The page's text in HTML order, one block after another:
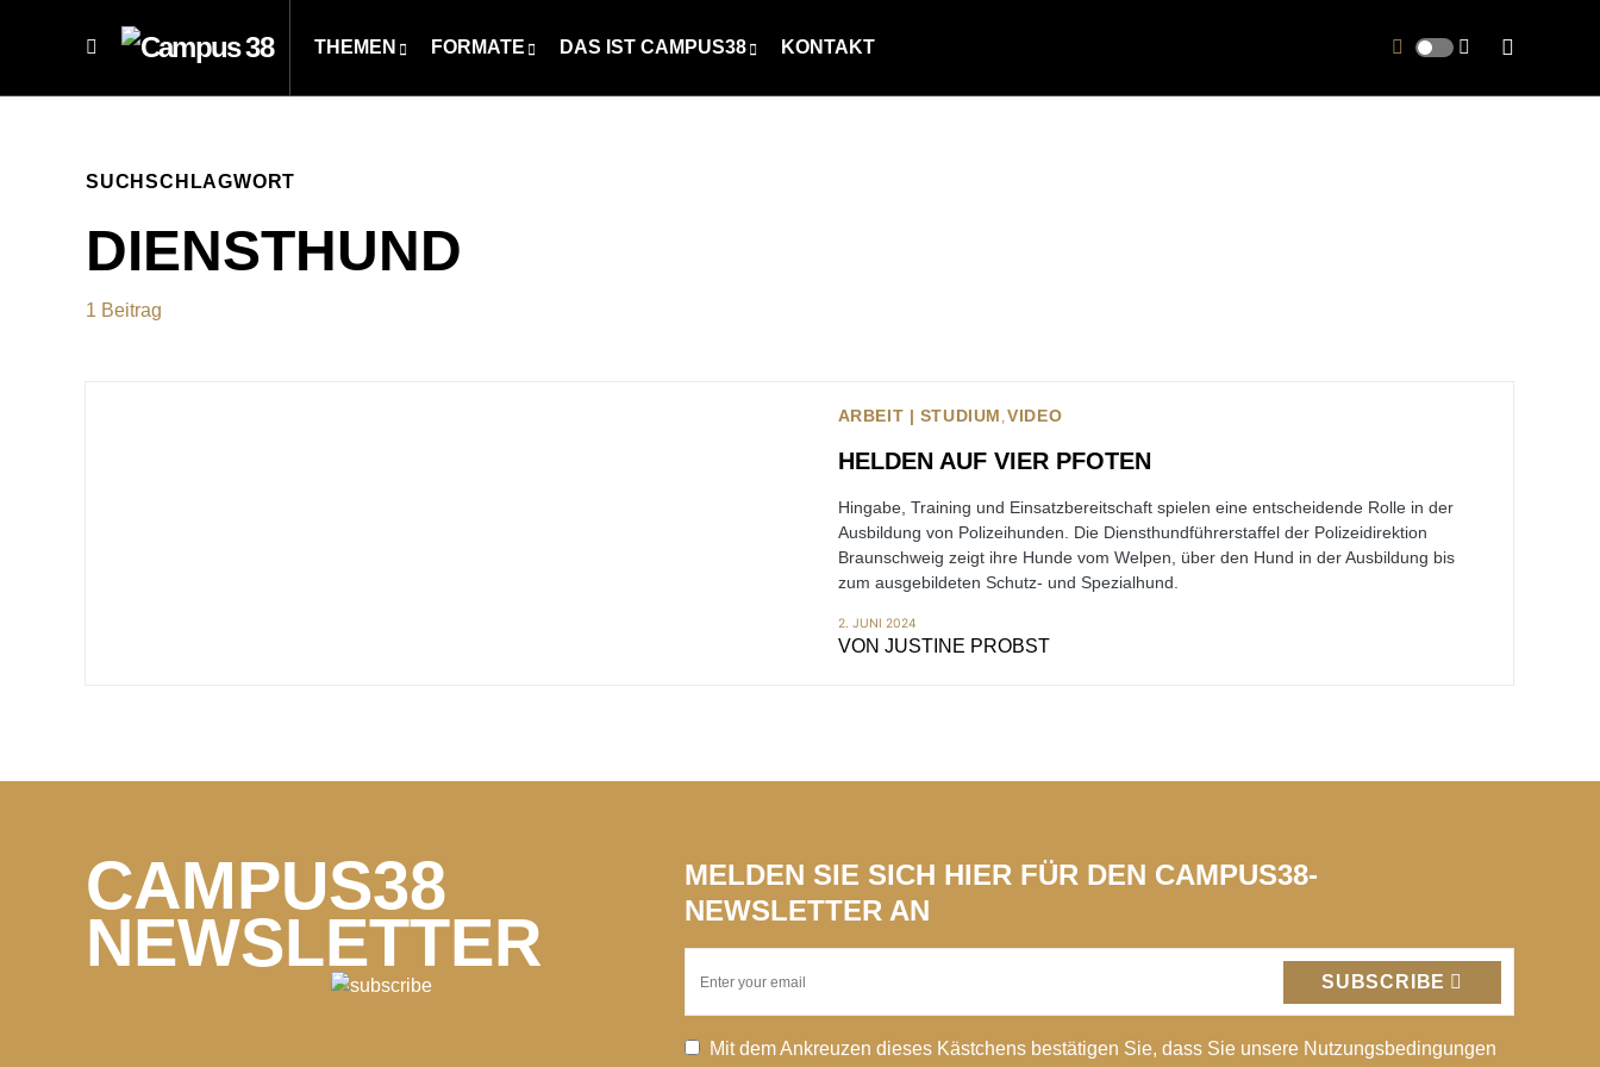
THEMEN FORMATE DAS IST CAMPUS38 KONTAKT
SUCHSCHLAGWORT
DIENSTHUND
1 Beitrag
ARBEIT | STUDIUM VIDEO
HELDEN AUF VIER PFOTEN
Hingabe, Training und Einsatzbereitschaft spielen eine entscheidende Rolle in der
Ausbildung von Polizeihunden. Die Diensthundführerstaffel der Polizeidirektion
Braunschweig zeigt ihre Hunde vom Welpen, über den Hund in der Ausbildung bis
zum ausgebildeten Schutz- und Spezialhund.
2. JUNI 2024
VON JUSTINE PROBST
CAMPUS38
NEWSLETTER
MELDEN SIE SICH HIER FÜR DEN CAMPUS38-
NEWSLETTER AN
SUBSCRIBE
Mit dem Ankreuzen dieses Kästchens bestätigen Sie, dass Sie unsere Nutzungsbedingungen